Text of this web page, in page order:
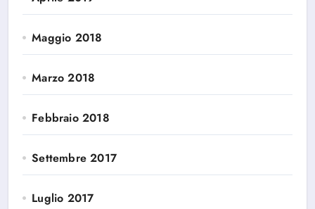
Maggio 2018
Marzo 2018
Febbraio 2018
Settembre 2017
Luglio 2017